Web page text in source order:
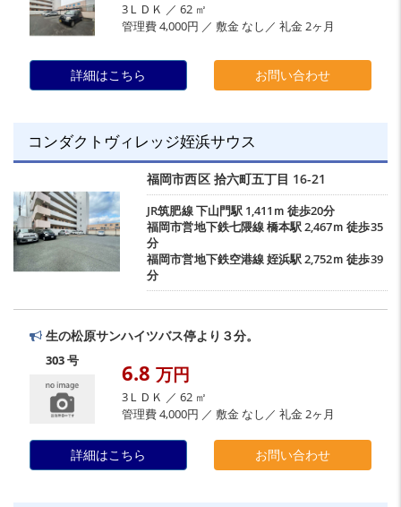
3ＬＤＫ ／ 62 ㎡
管理費 4,000円 ／ 敷金 なし／ 礼金 2ヶ月
詳細はこちら お問い合わせ
コンダクトヴィレッジ姪浜サウス
福岡市西区 拾六町五丁目 16-21
JR筑肥線下山門駅1,411ｍ 徒歩20分
福岡市営地下鉄七隈線橋本駅2,467ｍ 徒歩35
分
福岡市営地下鉄空港線姪浜駅2,752ｍ 徒歩39
分
生の松原サンハイツバス停より３分。
303 号 6.8 万円
3ＬＤＫ ／ 62 ㎡
管理費 4,000円 ／ 敷金 なし／ 礼金 2ヶ月
詳細はこちら お問い合わせ